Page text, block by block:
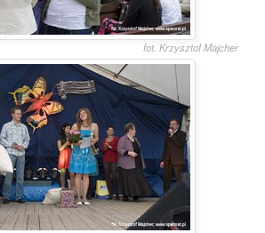
fot. Krzysztof Majcher